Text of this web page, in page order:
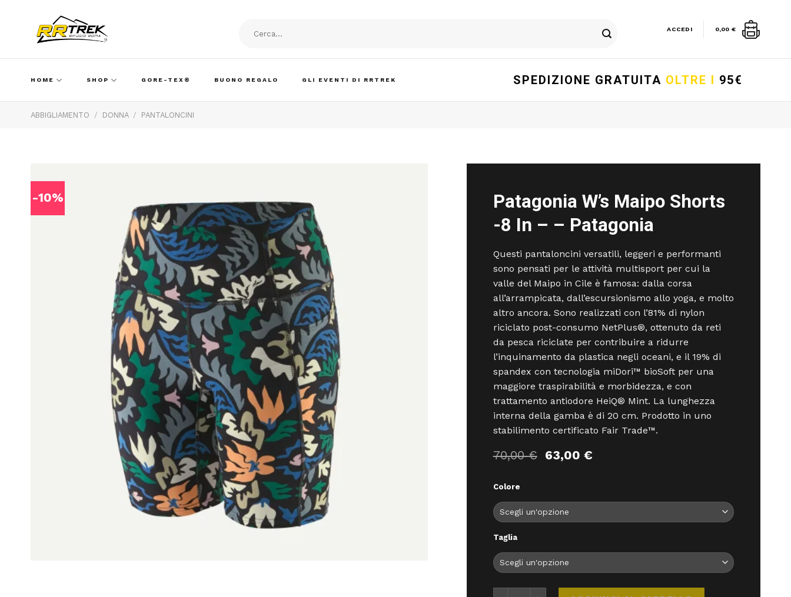
ACCEDI 0,00 €
HOME SHOP GORE-TEX® BUONO REGALO GLI EVENTI DI RRTREK SPEDIZIONE GRATUITA OLTRE I 95€
ABBIGLIAMENTO / DONNA / PANTALONCINI
-10%
Patagonia W’s Maipo Shorts
-8 In – – Patagonia
Questi pantaloncini versatili, leggeri e performanti
sono pensati per le attività multisport per cui la
valle del Maipo in Cile è famosa: dalla corsa
all’arrampicata, dall’escursionismo allo yoga, e molto
altro ancora. Sono realizzati con l’81% di nylon
riciclato post-consumo NetPlus®, ottenuto da reti
da pesca riciclate per contribuire a ridurre
l’inquinamento da plastica negli oceani, e il 19% di
spandex con tecnologia miDori™ bioSoft per una
maggiore traspirabilità e morbidezza, e con
trattamento antiodore HeiQ® Mint. La lunghezza
interna della gamba è di 20 cm. Prodotto in uno
stabilimento certificato Fair Trade™.
70,00€ Il
prezzo
70,00 €.
63,00 €Il
63,00 €.
Colore
Taglia